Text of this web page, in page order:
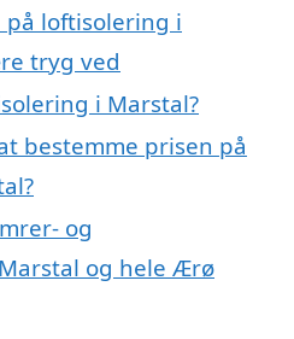
på loftisolering i
tryg ved
i Marstal?
bestemme prisen på
og
og hele Ærø